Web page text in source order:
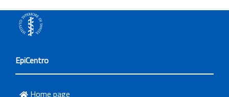
EpiCentro
Home page